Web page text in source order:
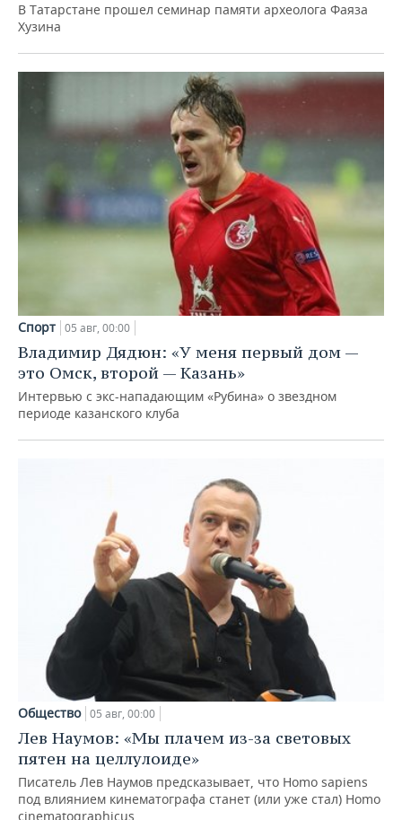
В Татарстане прошел семинар памяти археолога Фаяза
Хузина
Спорт 05 авг, 00:00
Владимир Дядюн: «У меня первый дом —
это Омск, второй — Казань»
Интервью с экс-нападающим «Рубина» о звездном
периоде казанского клуба
Общество 05 авг, 00:00
Лев Наумов: «Мы плачем из-за световых
пятен на целлулоиде»
Писатель Лев Наумов предсказывает, что Homo sapiens
под влиянием кинематографа станет (или уже стал) Homo
cinematographicus